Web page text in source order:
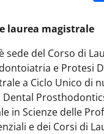
laurea magistrale
sede del Corso di
e Protesi
a Ciclo Unico di
in Scienze delle
e dei Corsi di